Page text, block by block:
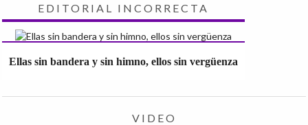
EDITORIAL INCORRECTA
Ellas sin bandera y sin himno, ellos sin vergüenza
VIDEO